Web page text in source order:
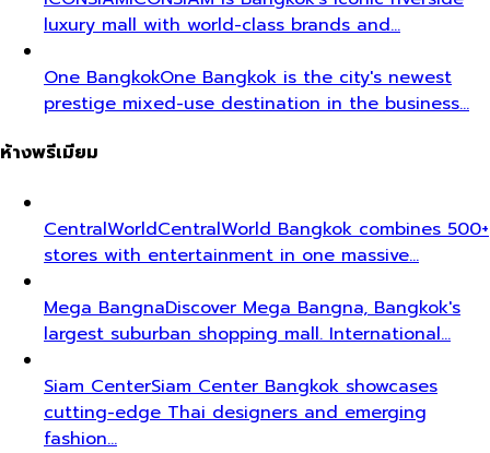
luxury mall with world-class brands and…
One BangkokOne Bangkok is the city's newest
prestige mixed-use destination in the business…
ห้างพรีเมียม
CentralWorldCentralWorld Bangkok combines 500+
stores with entertainment in one massive…
Mega BangnaDiscover Mega Bangna, Bangkok's
largest suburban shopping mall. International…
Siam CenterSiam Center Bangkok showcases
cutting-edge Thai designers and emerging
fashion…